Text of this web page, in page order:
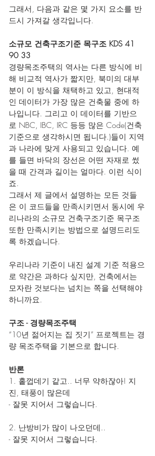
그래서, 다음과 같은 몇 가지 요소를 반
드시 가져갈 생각입니다.
소규모 건축구조기준 목구조 KDS 41
90 33
경량목조주택의 역사는 다른 방식에 비
해 비교적 역사가 짧지만, 북미의 대부
분이 이 방식을 채택하고 있고, 현대적
인 데이터가 가장 많은 건축물 중에 하
나입니다. 그리고 이 데이터를 기반으
로 NBC, IBC, IRC 등등 많은 Code(건축
기준으로 생각하시면 됩니다.)들이 지역
과 나라에 맞게 사용되고 있습니다. 예
를 들면 바닥의 장선은 어떤 자재로 썼
을 때 간격과 길이는 얼마다. 이런 식이
죠.
그래서 제 글에서 설명하는 모든 것들
은 이 코드들을 만족시키면서 동시에 우
리나라의 소규모 건축구조기준 목구조
또한 만족시키는 방법으로 설명드리도
록 하겠습니다.
우리나라 기준이 내진 설계 기준 적용으
로 약간은 과하다 싶지만, 건축에서는
모자란 것보다는 넘치는 쪽을 선택해야
하니까요.
구조 - 경량목조주택
“10년 젊어지는 집 짓기” 프로젝트는 경
량 목조주택을 기본으로 합니다.
반론
1. 홑껍데기 같고.. 너무 약하잖아! 지
진, 태풍이 많은데
- 잘못 지어서 그렇습니다.
2. 난방비가 많이 나오던데..
- 잘못 지어서 그렇습니다.